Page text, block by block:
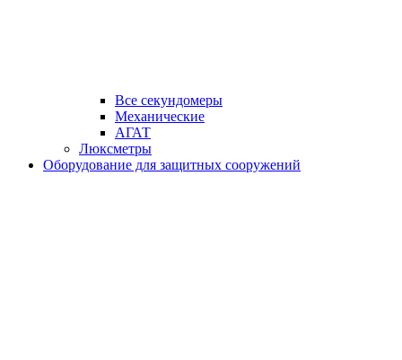
Все секундомеры
Механические
АГАТ
Люксметры
Оборудование для защитных сооружений